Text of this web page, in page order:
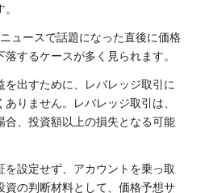
ュースで話題になった直後に価格
するケースが多く見られます。
を出すために、レバレッジ取引に
りません。レバレッジ取引は、
、投資額以上の損失となる可能
設定せず、アカウントを乗っ取
資の判断材料として、価格予想サ